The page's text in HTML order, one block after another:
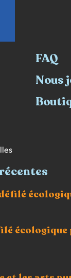
FAQ
Nous
écologique